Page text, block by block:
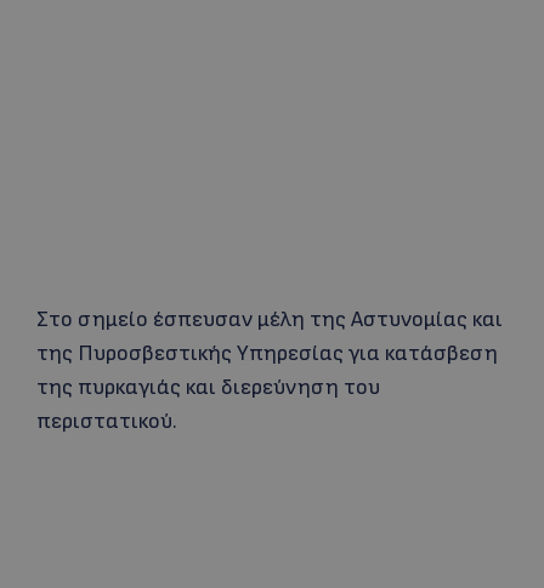
Στο σημείο έσπευσαν μέλη της Αστυνομίας και
της Πυροσβεστικής Υπηρεσίας για κατάσβεση
της πυρκαγιάς και διερεύνηση του
περιστατικού.